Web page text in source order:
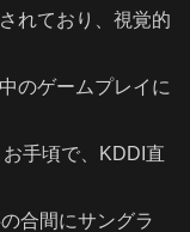
れており、視覚的
のゲームプレイに
手頃で、KDDI直
合間にサングラ